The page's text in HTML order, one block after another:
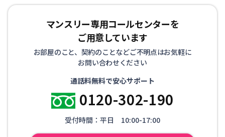
マンスリー専用コールセンターを
ご用意しています
お部屋のこと、契約のことなどご不明点はお気軽に
お問い合わせください
通話料無料で安心サポート
0120-302-190
受付時間：平日 10:00-17:00